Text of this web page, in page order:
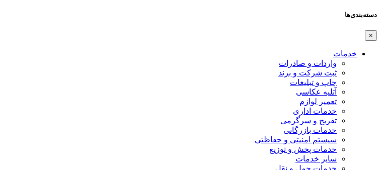
دسته‌بندی‌ها
×
خدمات
واردات و صادرات
ثبت شرکت و برند
چاپ و تبلیغات
آتلیه عکاسی
تعمیر لوازم
خدمات اداری
تفریح و سرگرمی
خدمات بازرگانی
سیستم امنیتی و حفاظتی
خدمات پخش و توزیع
سایر خدمات